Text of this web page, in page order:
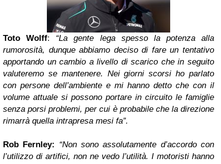
Toto Wolff: “La gente lega spesso la potenza alla
rumorosità, dunque abbiamo deciso di fare un tentativo
apportando un cambio a livello di scarico che in seguito
valuteremo se mantenere. Nei giorni scorsi ho parlato
con persone dell’ambiente e mi hanno detto che con il
volume attuale si possono portare in circuito le famiglie
senza porsi problemi, per cui è probabile che la direzione
rimarrà quella intrapresa mesi fa”.
Rob Fernley: “Non sono assolutamente d’accordo con
l’utilizzo di artifici, non ne vedo l’utilità. I motoristi hanno